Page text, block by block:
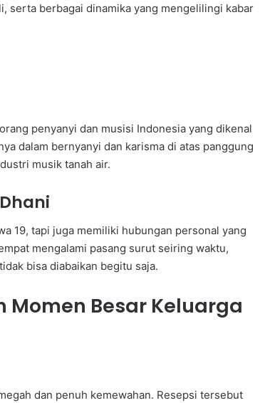
serta berbagai dinamika yang mengelilingi kabar
penyanyi dan musisi Indonesia yang dikenal
dalam bernyanyi dan karisma di atas panggung
musik tanah air.
19, tapi juga memiliki hubungan personal yang
mengalami pasang surut seiring waktu,
bisa diabaikan begitu saja.
Momen Besar Keluarga
dan penuh kemewahan. Resepsi tersebut